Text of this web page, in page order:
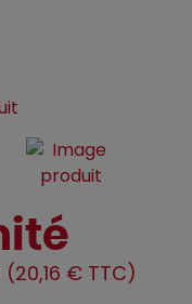
€ TTC)